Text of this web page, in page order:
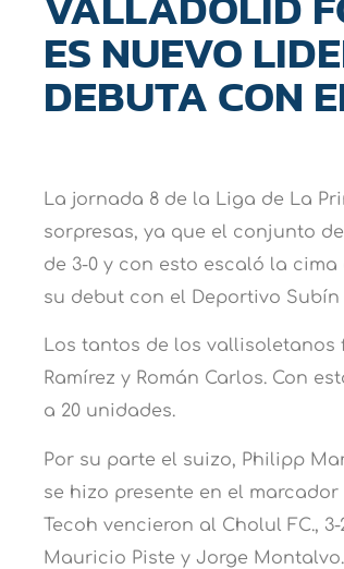
ES NUEVO
DEBUTA CON
La jornada 8 de la Liga de La
sorpresas, ya que el conjunto
de 3-0 y con esto escaló la
su debut con el Deportivo Subín
Los tantos de los vallisoletanos
Ramírez y Román Carlos. Con
a 20 unidades.
Por su parte el suizo, Philipp
se hizo presente en el
Tecoh vencieron al Cholul FC.,
Mauricio Piste y Jorge